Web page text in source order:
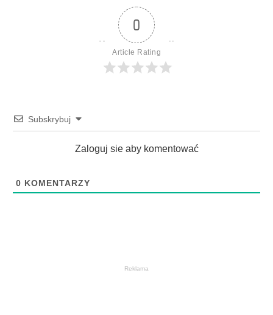
0
Article Rating
Subskrybuj
Zaloguj sie aby komentować
0 KOMENTARZY
Reklama